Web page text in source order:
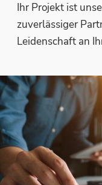
Ihr Projekt ist
zuverlässiger
Leidenschaft an